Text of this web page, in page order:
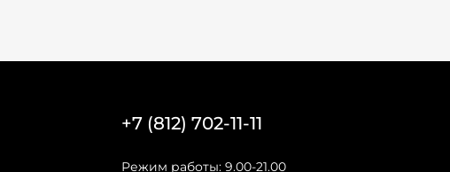
+7 (812) 702-11-11
Режим работы: 9.00-21.00